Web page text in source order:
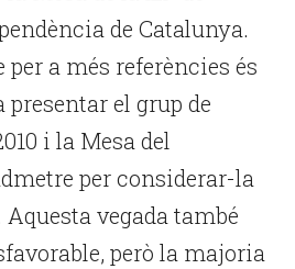
de Catalunya.
per a més referències és
el grup de
i la Mesa del
per considerar-la
vegada també
però la majoria